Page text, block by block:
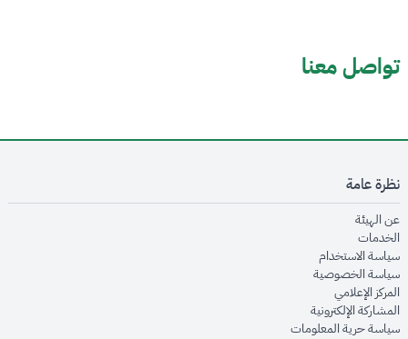
تواصل معنا
نظرة عامة
عن الهيئةopens in new window
الخدماتopens in new window
سياسة الاستخدام
سياسة الخصوصيةopens in new window
المركز الإعلاميopens in new window
المشاركة الإلكترونيةopens in new window
سياسة حرية المعلوماتopens in new window